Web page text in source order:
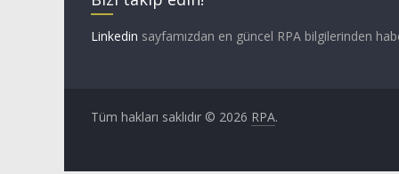
Linkedin sayfamızdan en güncel RPA bilgilerinden
Tüm hakları saklıdır © 2026 RPA.